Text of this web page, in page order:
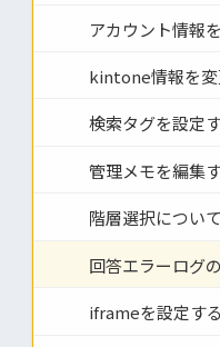
アカウント情報
kintone情報を変
検索タグを設定
管理メモを編集
階層選択について
回答エラーログ
iframeを設定する